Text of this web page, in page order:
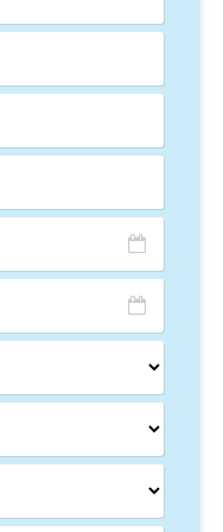
envidiable, justo en la
zona tranquila y
opciones de
restaurantes,
están a poca
visitantes.
múltiples senderos
disfrutar del
a solo 5
descubrir sitios
romana de
medieval de
puerto pesquero,
encanto. Su paseo